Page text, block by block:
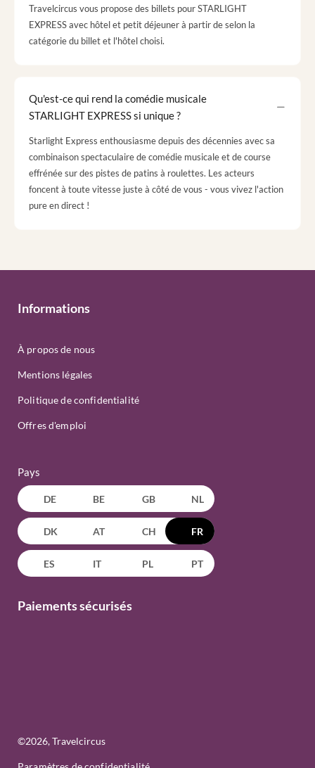
Travelcircus vous propose des billets pour STARLIGHT
EXPRESS avec hôtel et petit déjeuner à partir de selon la
catégorie du billet et l'hôtel choisi.
Qu'est-ce qui rend la comédie musicale
STARLIGHT EXPRESS si unique ?
Starlight Express enthousiasme depuis des décennies avec sa
combinaison spectaculaire de comédie musicale et de course
effrénée sur des pistes de patins à roulettes. Les acteurs
foncent à toute vitesse juste à côté de vous - vous vivez l'action
pure en direct !
Informations
À propos de nous
Mentions légales
Politique de confidentialité
Offres d'emploi
Pays
DE BE GB NL
DK AT CH FR
ES IT PL PT
Paiements sécurisés
©2026, Travelcircus